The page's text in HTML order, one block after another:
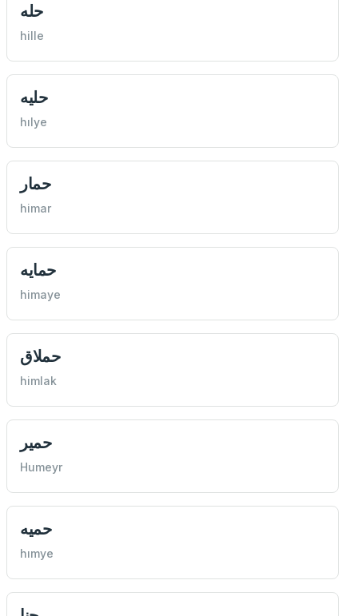
حله
hille
حليه
hılye
حمار
himar
حمايه
himaye
حملاق
himlak
حمير
Humeyr
حميه
hımye